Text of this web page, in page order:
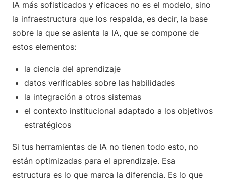
IA más sofisticados y eficaces no es el modelo, sino
la infraestructura que los respalda, es decir, la base
sobre la que se asienta la IA, que se compone de
estos elementos:
la ciencia del aprendizaje
datos verificables sobre las habilidades
la integración a otros sistemas
el contexto institucional adaptado a los objetivos
estratégicos
Si tus herramientas de IA no tienen todo esto, no
están optimizadas para el aprendizaje. Esa
estructura es lo que marca la diferencia. Es lo que